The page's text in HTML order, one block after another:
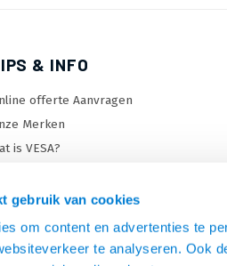
gebruik van cookies
om content en advertenties te
te analyseren. Ook
& INFO
offerte Aanvragen
Merken
is VESA?
standaard keuzehulp
lift keuzehulp
keuzehulp